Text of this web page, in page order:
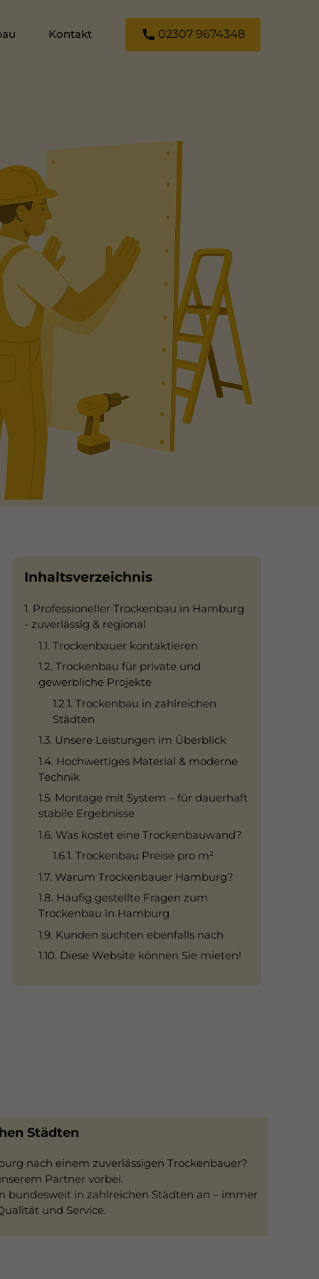
Kontakt 02307 9674348
Inhaltsverzeichnis
1. Professioneller Trockenbau in Hamburg
- zuverlässig & regional
1.1. Trockenbauer kontaktieren
1.2. Trockenbau für private und
gewerbliche Projekte
1.2.1. Trockenbau in zahlreichen
Städten
1.3. Unsere Leistungen im Überblick
1.4. Hochwertiges Material & moderne
Technik
1.5. Montage mit System – für dauerhaft
stabile Ergebnisse
1.6. Was kostet eine Trockenbauwand?
1.6.1. Trockenbau Preise pro m²
1.7. Warum Trockenbauer Hamburg?
1.8. Häufig gestellte Fragen zum
Trockenbau in Hamburg
1.9. Kunden suchten ebenfalls nach
1.10. Diese Website können Sie mieten!
Städten
nach einem zuverlässigen Trockenbauer?
Partner vorbei.
bundesweit in zahlreichen Städten an – immer
und Service.